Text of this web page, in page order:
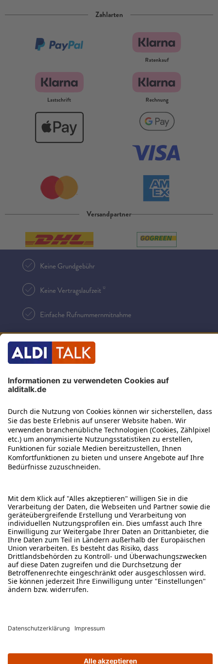
Zahlarten
Ratenkauf
Lastschrift Rechnung
Versandpartner
Keine Grundgebühr
Keine Vertragslaufzeit 12
Einfache Rufnummernmitnahme
ÜBER DIESE SEITE
ALDI TALK WEBSHOP
ALDI TALK MOBILFUNK
HILFE-THEMEN